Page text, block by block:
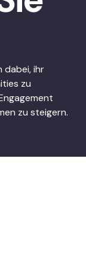
dabei, ihr
zu
zu steigern.